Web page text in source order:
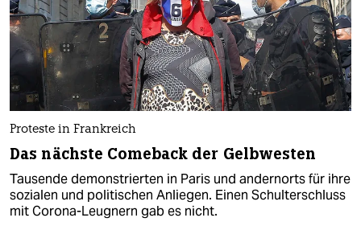
Proteste in Frankreich
Das nächste Comeback der Gelbwesten
Tausende demonstrierten in Paris und andernorts für ihre
sozialen und politischen Anliegen. Einen Schulterschluss
mit Corona-Leugnern gab es nicht.